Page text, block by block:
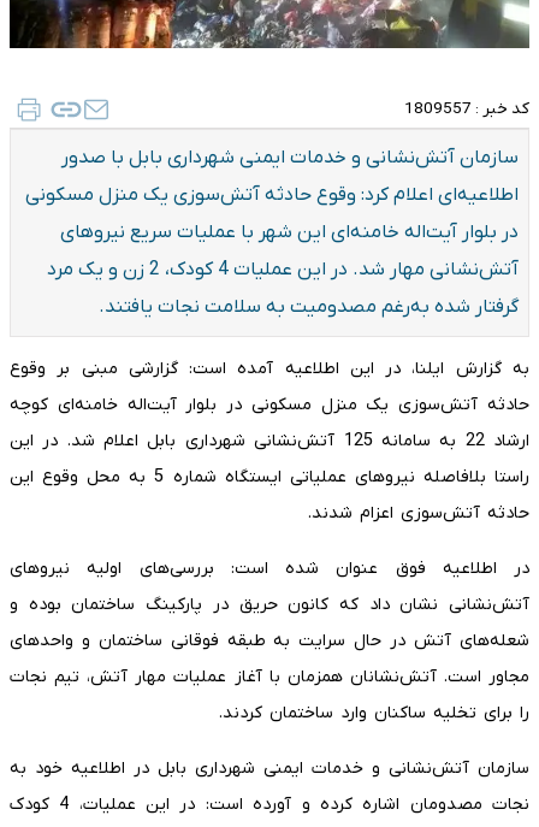
کد خبر : 1809557
سازمان آتش‌نشانی و خدمات ایمنی شهرداری بابل با صدور
اطلاعیه‌ای اعلام کرد: وقوع حادثه آتش‌سوزی یک منزل مسکونی
در بلوار آیت‌اله خامنه‌ای این شهر با عملیات سریع نیروهای
آتش‌نشانی مهار شد. در این عملیات 4 کودک، 2 زن و یک مرد
گرفتار شده به‌رغم مصدومیت به سلامت نجات یافتند.
به گزارش ایلنا، در این اطلاعیه آمده است: گزارشی مبنی بر وقوع
حادثه آتش‌سوزی یک منزل مسکونی در بلوار آیت‌اله خامنه‌ای کوچه
ارشاد 22 به سامانه 125 آتش‌نشانی شهرداری بابل اعلام شد. در این
راستا بلافاصله نیروهای عملیاتی ایستگاه شماره 5 به محل وقوع این
حادثه آتش‌سوزی اعزام شدند.
در اطلاعیه فوق عنوان شده است: بررسی‌های اولیه نیروهای
آتش‌نشانی نشان داد که کانون حریق در پارکینگ ساختمان بوده و
شعله‌های آتش در حال سرایت به طبقه فوقانی ساختمان و واحدهای
مجاور است. آتش‌نشانان همزمان با آغاز عملیات مهار آتش، تیم نجات
را برای تخلیه ساکنان وارد ساختمان کردند.
سازمان آتش‌نشانی و خدمات ایمنی شهرداری بابل در اطلاعیه خود به
نجات مصدومان اشاره کرده و آورده است: در این عملیات، 4 کودک